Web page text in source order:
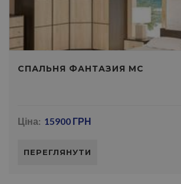
СПАЛЬНЯ ФАНТАЗИЯ МС
Ціна: 15900 ГРН
ПЕРЕГЛЯНУТИ